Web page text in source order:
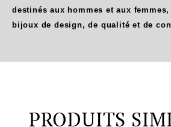
destinés aux hommes et aux
bijoux de design, de qualité et de
PRODUITS